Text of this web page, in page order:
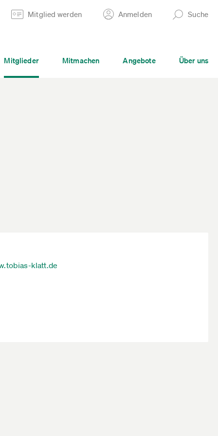
Mitglied werden Anmelden Suche
Mitglieder Mitmachen Angebote Über uns
klatt.de